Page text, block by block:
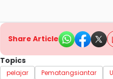
Share Article
Topics
pelajar Pematangsiantar